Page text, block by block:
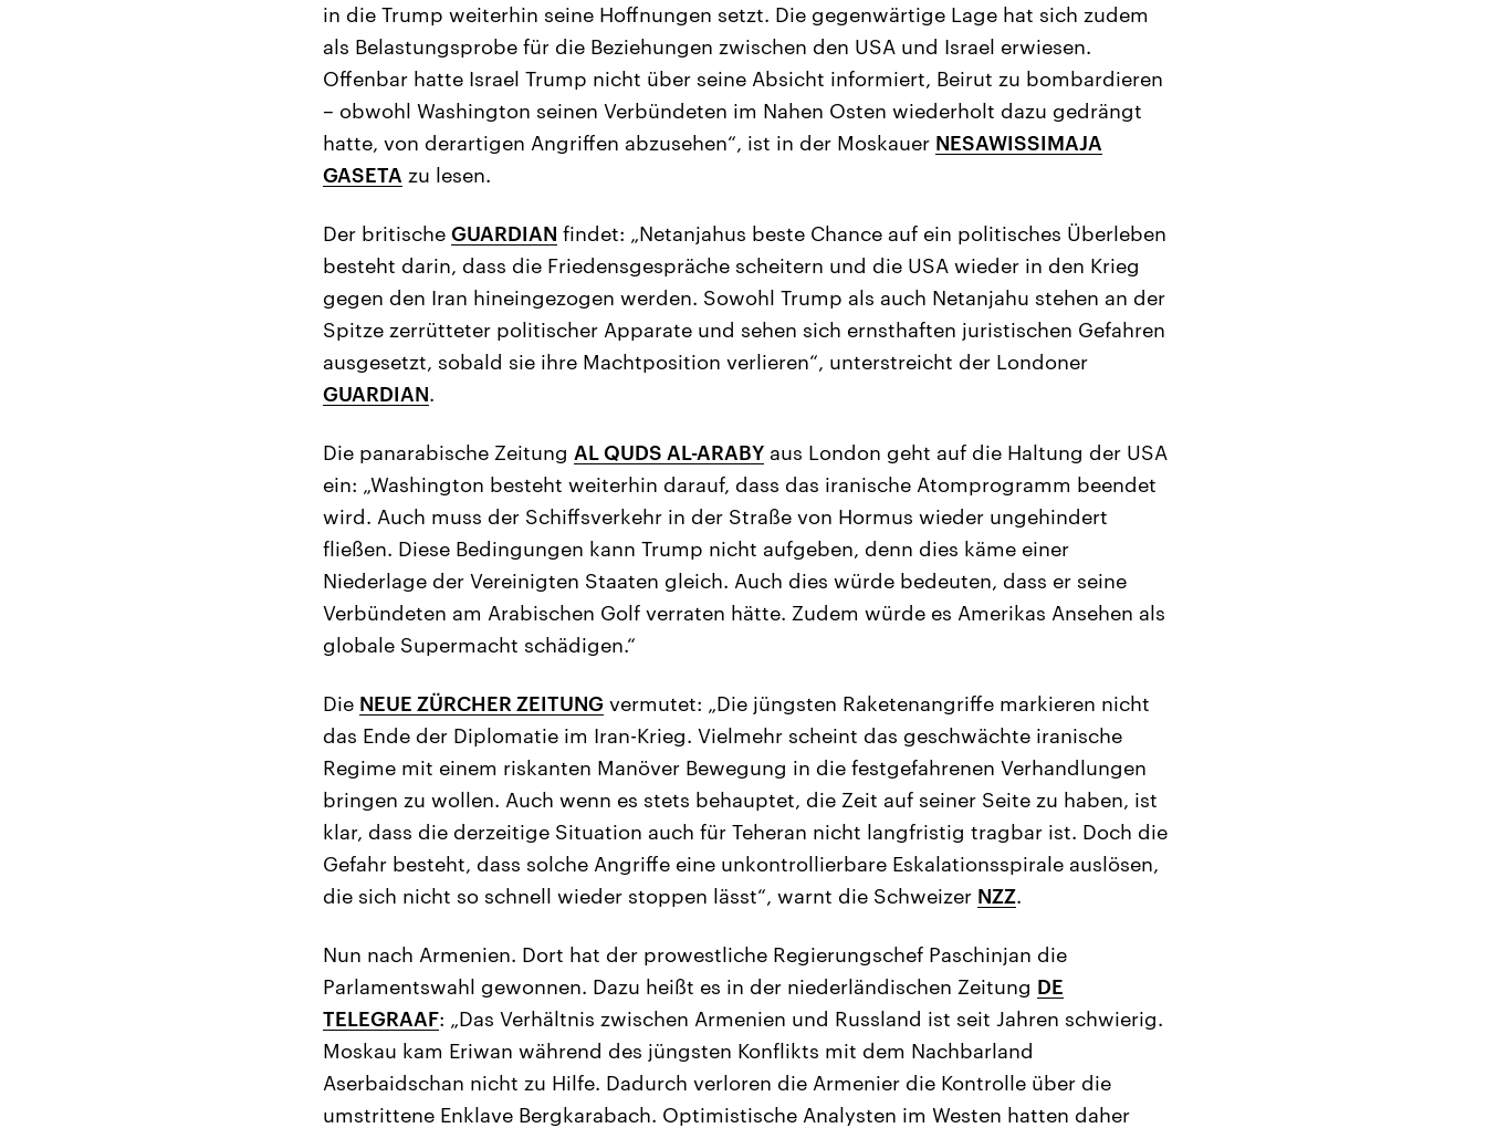
in die Trump weiterhin seine Hoffnungen setzt. Die gegenwärtige Lage hat sich zudem
als Belastungsprobe für die Beziehungen zwischen den USA und Israel erwiesen.
Offenbar hatte Israel Trump nicht über seine Absicht informiert, Beirut zu bombardieren
– obwohl Washington seinen Verbündeten im Nahen Osten wiederholt dazu gedrängt
hatte, von derartigen Angriffen abzusehen“, ist in der Moskauer NESAWISSIMAJA
GASETA zu lesen.
Der britische GUARDIAN findet: „Netanjahus beste Chance auf ein politisches Überleben
besteht darin, dass die Friedensgespräche scheitern und die USA wieder in den Krieg
gegen den Iran hineingezogen werden. Sowohl Trump als auch Netanjahu stehen an der
Spitze zerrütteter politischer Apparate und sehen sich ernsthaften juristischen Gefahren
ausgesetzt, sobald sie ihre Machtposition verlieren“, unterstreicht der Londoner
GUARDIAN.
Die panarabische Zeitung AL QUDS AL-ARABY aus London geht auf die Haltung der USA
ein: „Washington besteht weiterhin darauf, dass das iranische Atomprogramm beendet
wird. Auch muss der Schiffsverkehr in der Straße von Hormus wieder ungehindert
fließen. Diese Bedingungen kann Trump nicht aufgeben, denn dies käme einer
Niederlage der Vereinigten Staaten gleich. Auch dies würde bedeuten, dass er seine
Verbündeten am Arabischen Golf verraten hätte. Zudem würde es Amerikas Ansehen als
globale Supermacht schädigen.“
Die NEUE ZÜRCHER ZEITUNG vermutet: „Die jüngsten Raketenangriffe markieren nicht
das Ende der Diplomatie im Iran-Krieg. Vielmehr scheint das geschwächte iranische
Regime mit einem riskanten Manöver Bewegung in die festgefahrenen Verhandlungen
bringen zu wollen. Auch wenn es stets behauptet, die Zeit auf seiner Seite zu haben, ist
klar, dass die derzeitige Situation auch für Teheran nicht langfristig tragbar ist. Doch die
Gefahr besteht, dass solche Angriffe eine unkontrollierbare Eskalationsspirale auslösen,
die sich nicht so schnell wieder stoppen lässt“, warnt die Schweizer NZZ.
Nun nach Armenien. Dort hat der prowestliche Regierungschef Paschinjan die
Parlamentswahl gewonnen. Dazu heißt es in der niederländischen Zeitung DE
TELEGRAAF: „Das Verhältnis zwischen Armenien und Russland ist seit Jahren schwierig.
Moskau kam Eriwan während des jüngsten Konflikts mit dem Nachbarland
Aserbaidschan nicht zu Hilfe. Dadurch verloren die Armenier die Kontrolle über die
umstrittene Enklave Bergkarabach. Optimistische Analysten im Westen hatten daher